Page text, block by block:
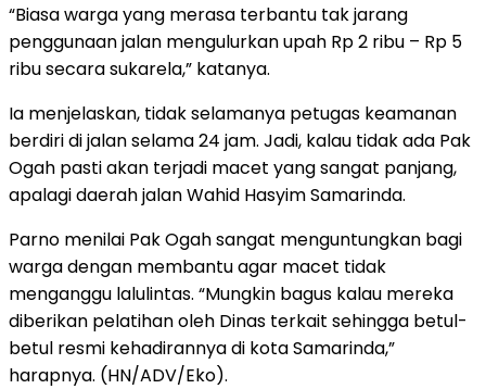
“Biasa warga yang merasa terbantu tak jarang
penggunaan jalan mengulurkan upah Rp 2 ribu – Rp 5
ribu secara sukarela,” katanya.
Ia menjelaskan, tidak selamanya petugas keamanan
berdiri di jalan selama 24 jam. Jadi, kalau tidak ada Pak
Ogah pasti akan terjadi macet yang sangat panjang,
apalagi daerah jalan Wahid Hasyim Samarinda.
Parno menilai Pak Ogah sangat menguntungkan bagi
warga dengan membantu agar macet tidak
menganggu lalulintas. “Mungkin bagus kalau mereka
diberikan pelatihan oleh Dinas terkait sehingga betul-
betul resmi kehadirannya di kota Samarinda,”
harapnya. (HN/ADV/Eko).